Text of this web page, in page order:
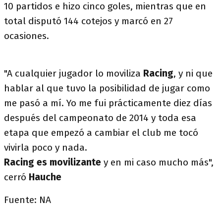
10 partidos e hizo cinco goles, mientras que en
total disputó 144 cotejos y marcó en 27
ocasiones.
"A cualquier jugador lo moviliza Racing, y ni que
hablar al que tuvo la posibilidad de jugar como
me pasó a mí. Yo me fui prácticamente diez días
después del campeonato de 2014 y toda esa
etapa que empezó a cambiar el club me tocó
vivirla poco y nada.
Racing es movilizante y en mi caso mucho más",
cerró Hauche
Fuente: NA